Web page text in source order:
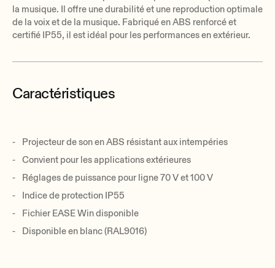
la musique. Il offre une durabilité et une reproduction optimale
de la voix et de la musique. Fabriqué en ABS renforcé et
certifié IP55, il est idéal pour les performances en extérieur.
Caractéristiques
Projecteur de son en ABS résistant aux intempéries
Convient pour les applications extérieures
Réglages de puissance pour ligne 70 V et 100 V
Indice de protection IP55
Fichier EASE Win disponible
Disponible en blanc (RAL9016)